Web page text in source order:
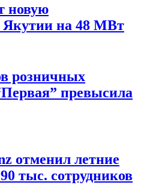
новую
Якутии на 48 МВт
розничных
превысила
отменил летние
тыс. сотрудников